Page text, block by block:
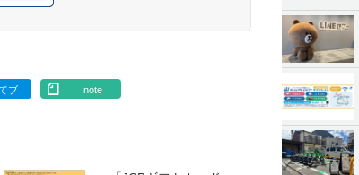
ブ note